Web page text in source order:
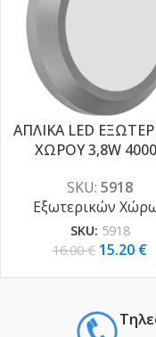
-5%
ΑΠΛΙΚΑ LED
ΧΩΡΟΥ 3,8W
SKU: 5918
Εξωτερικών
SKU: 5918
16.00€ 15.20 €